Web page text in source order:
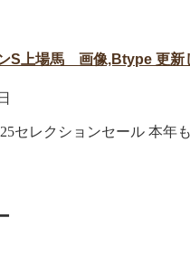
S上場馬 画像,Btype 更新
セレクションセール 本